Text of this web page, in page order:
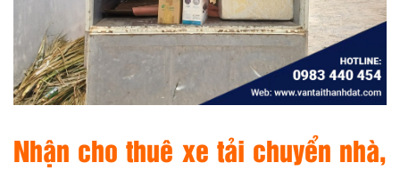
Nhận cho thuê xe tải chuyển nhà,